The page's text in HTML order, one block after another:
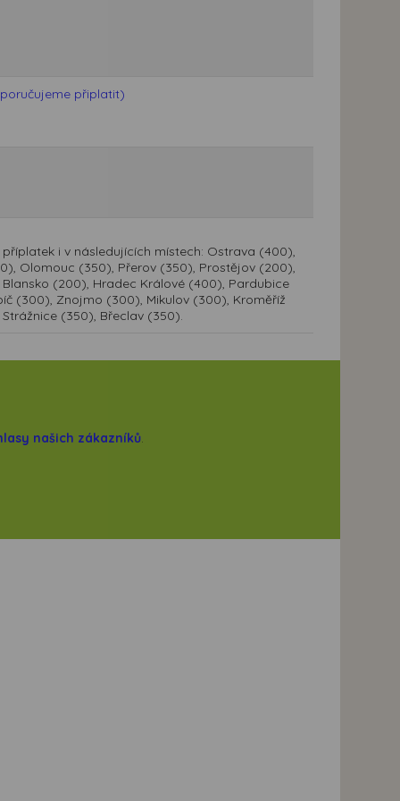
připlatit)
příplatek i v následujících místech: Ostrava (400),
Olomouc (350), Přerov (350), Prostějov (200),
(200), Hradec Králové (400), Pardubice
(300), Znojmo (300), Mikulov (300), Kroměříž
(350), Břeclav (350).
našich zákazníků.